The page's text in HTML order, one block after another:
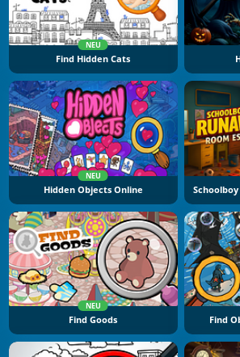
NEU
Find Hidden Cats
NEU
Hidden Objects Online Schoolboy
NEU
Find Goods Find